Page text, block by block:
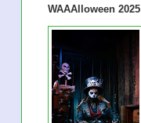
WAAAlloween 2025